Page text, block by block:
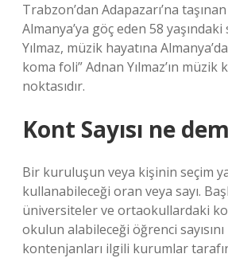
Trabzon’dan Adapazarı’na
Almanya’ya göç eden 58 yaşındaki
Yılmaz, müzik hayatına
koma foli” Adnan Yılmaz’ın
noktasıdır.
Kont Sayısı ne
Bir kuruluşun veya kişinin seçim
kullanabileceği oran veya sayı.
üniversiteler ve ortaokullardaki
okulun alabileceği öğrenci
kontenjanları ilgili kurumlar